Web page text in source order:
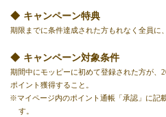
キャンペーン特典
期限までに条件達成された方もれなく全員に
キャンペーン対象条件
期間中にモッピーに初めて登録された方が、
ポイント獲得すること。
※マイページ内のポイント通帳「承認」に記
す。